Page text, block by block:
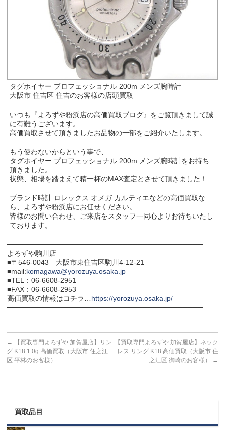
タグホイヤー プロフェッショナル 200m メンズ腕時計
大阪市 住吉区 住吉のお客様の店頭買取
いつも『よろずや粉浜店の高価買取ブログ』をご覧頂きまして誠
に有難うございます。
高価買取させて頂きましたお品物の一部をご紹介いたします。
もう使わないからという事で、
タグホイヤー プロフェッショナル 200m メンズ腕時計をお持ち
頂きました。
状態、相場を踏まえて精一杯のMAX査定とさせて頂きました！
ブランド時計 ロレックス オメガ カルティエなどの高価買取な
ら、よろずや粉浜店にお任せください。
皆様のお問い合わせ、ご来店をスタッフ一同心よりお待ちいたし
ております。
───────────────────────────────────────
よろずや駒川店
■〒546-0043 大阪市東住吉区駒川4-12-21
■mail:komagawa@yorozuya.osaka.jp
■TEL：06-6608-2951
■FAX：06-6608-2953
高価買取の情報はコチラ…https://yorozuya.osaka.jp/
───────────────────────────────────────
←
【買取専門よろずや 加賀屋店】リン
グ K18 1.0g 高価買取（大阪市 住之江
区 平林のお客様）
【買取専門よろずや 加賀屋店】ネック
レス リング K18 高価買取（大阪市 住
之江区 御崎のお客様）
→
買取品目